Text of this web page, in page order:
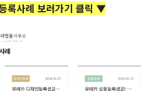
록사례 보러가기 클릭 ▼